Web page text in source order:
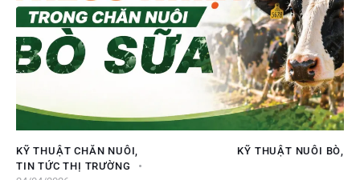
KỸ THUẬT CHĂN NUÔI KỸ THUẬT NUÔI BÒ
TIN TỨC THỊ TRƯỜNG